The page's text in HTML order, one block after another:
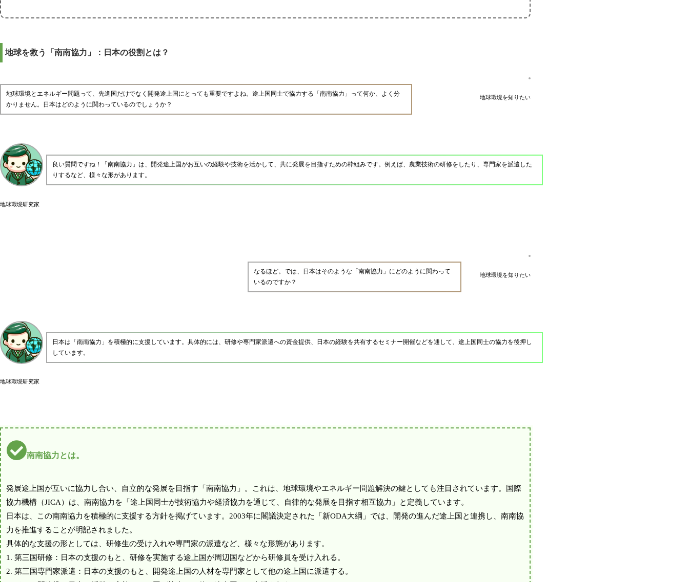
地球を救う「南南協力」：日本の役割とは？
地球環境を知りたい
地球環境とエネルギー問題って、先進国だけでなく開発途上国にとっても重要ですよね。途上国同士で協力する「南南協力」って何か、よく分
かりません。日本はどのように関わっているのでしょうか？
地球環境研究家
良い質問ですね！「南南協力」は、開発途上国がお互いの経験や技術を活かして、共に発展を目指すための枠組みです。例えば、農業技術の研修をしたり、専門家を派遣した
りするなど、様々な形があります。
地球環境を知りたい
なるほど。では、日本はそのような「南南協力」にどのように関わって
いるのですか？
地球環境研究家
日本は「南南協力」を積極的に支援しています。具体的には、研修や専門家派遣への資金提供、日本の経験を共有するセミナー開催などを通して、途上国同士の協力を後押し
しています。
南南協力とは。
発展途上国が互いに協力し合い、自立的な発展を目指す「南南協力」。これは、地球環境やエネルギー問題解決の鍵としても注目されています。国際
協力機構（JICA）は、南南協力を「途上国同士が技術協力や経済協力を通じて、自律的な発展を目指す相互協力」と定義しています。
日本は、この南南協力を積極的に支援する方針を掲げています。2003年に閣議決定された「新ODA大綱」では、開発の進んだ途上国と連携し、南南協
力を推進することが明記されました。
具体的な支援の形としては、研修生の受け入れや専門家の派遣など、様々な形態があります。
1. 第三国研修：日本の支援のもと、研修を実施する途上国が周辺国などから研修員を受け入れる。
2. 第三国専門家派遣：日本の支援のもと、開発途上国の人材を専門家として他の途上国に派遣する。